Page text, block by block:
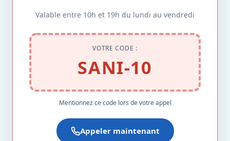
Valable entre 10h et 19h du lundi au vendredi
VOTRE CODE :
SANI-10
Mentionnez ce code lors de votre appel
Appeler maintenant